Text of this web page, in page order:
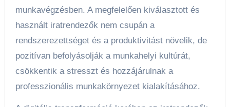
munkavégzésben. A megfelelően kiválasztott és
használt iratrendezők nem csupán a
rendszerezettséget és a produktivitást növelik, de
pozitívan befolyásolják a munkahelyi kultúrát,
csökkentik a stresszt és hozzájárulnak a
professzionális munkakörnyezet kialakításához.